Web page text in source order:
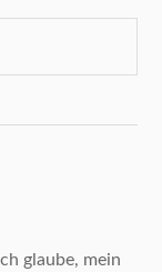
glaube, mein